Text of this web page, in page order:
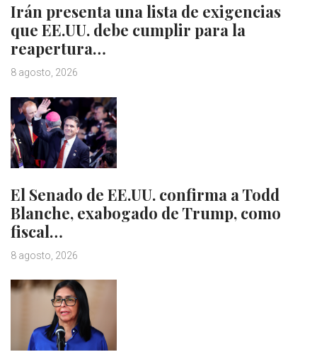
Irán presenta una lista de exigencias
que EE.UU. debe cumplir para la
reapertura…
8 agosto, 2026
El Senado de EE.UU. confirma a Todd
Blanche, exabogado de Trump, como
fiscal…
8 agosto, 2026